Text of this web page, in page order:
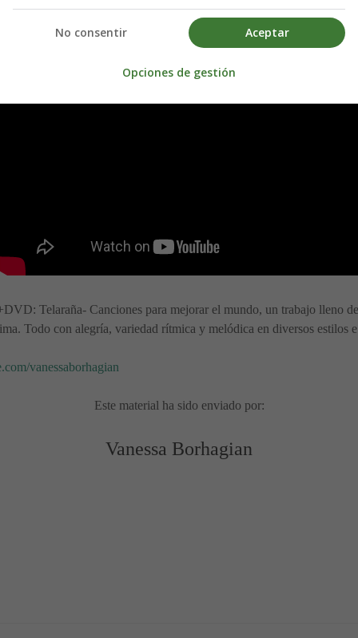
Telaraña- Canciones para mejorar el mundo, un trabajo lleno
Todo con alegría, variedad rítmica y melódica en diversos estilos
vanessaborhagian
Este material ha sido enviado por:
Vanessa Borhagian
Reyes Magos o cumpleaños
Aceptar
No consentir
Opciones de gestión